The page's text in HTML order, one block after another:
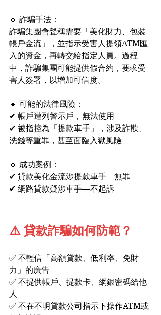
🔹 詐騙手法：
詐騙集團會聲稱需要「美化財力、包裝
帳戶金流」，並指示受害人提領ATM匯
入的資金，再轉交給指定人員。過程
中，詐騙集團可能提供假合約，要求受
害人簽署，以增加可信度。
🔹 可能的法律風險：
✔ 帳戶遭列警示戶，無法使用
✔ 被指控為「提款車手」，涉及詐欺、
洗錢等重罪，甚至面臨入獄風險
🔹 成功案例：
✔ 貸款美化金流涉提款車手—無罪
✔ 網路貸款疑涉車手—不起訴
⚠️ 貸款詐騙如何防範？
✅ 不輕信「高額貸款、低利率、免財
力」的廣告
✅ 不提供帳戶、提款卡、網銀密碼給他
人
✅ 不在不明貸款公司指示下操作ATM或